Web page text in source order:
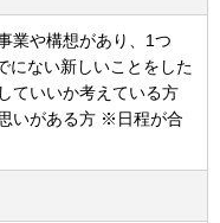
業や構想があり、1つ
にない新しいことをした
ていいか考えている方
いがある方 ※日程が合